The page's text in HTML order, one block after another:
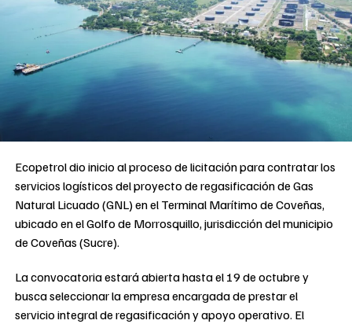
Ecopetrol dio inicio al proceso de licitación para contratar los
servicios logísticos del proyecto de regasificación de Gas
Natural Licuado (GNL) en el Terminal Marítimo de Coveñas,
ubicado en el Golfo de Morrosquillo, jurisdicción del municipio
de Coveñas (Sucre).
La convocatoria estará abierta hasta el 19 de octubre y
busca seleccionar la empresa encargada de prestar el
servicio integral de regasificación y apoyo operativo. El